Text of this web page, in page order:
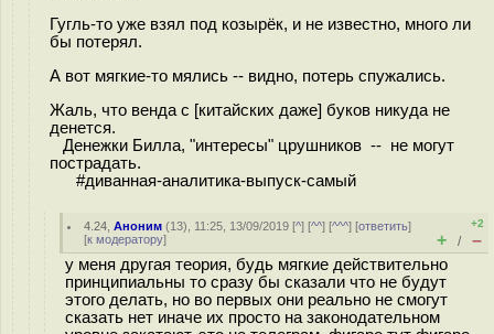
Гугль-то уже взял под козырёк, и не известно, много ли
бы потерял.
А вот мягкие-то мялись -- видно, потерь спужались.
Жаль, что венда с [китайских даже] буков никуда не
денется.
Денежки Билла, "интересы" црушников -- не могут
пострадать.
#диванная-аналитика-выпуск-самый
4.24 ,Аноним (13), 11:25, 13/09/2019 [^] [^^] [^^^] [ответить]
[к модератору]
+2
+ / –
у меня другая теория, будь мягкие действительно
принципиальны то сразу бы сказали что не будут
этого делать, но во первых они реально не смогут
сказать нет иначе их просто на законодательном